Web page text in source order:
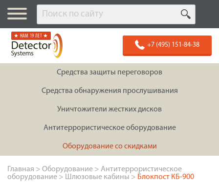
★ НАМ 19 ЛЕТ ★
+7 (495) 151-84-38
Средства защиты переговоров
Средства обнаружения прослушивания
Уничтожители жестких дисков
Антитеррористическое оборудование
Оборудование со скидками
Главная > Оборудование > Антитеррористическое
оборудование > Шлюзовые кабины > Блокпост КБ-900